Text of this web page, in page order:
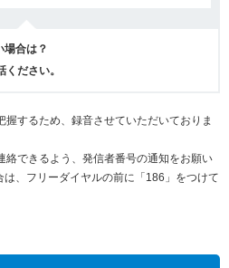
場合は？
ださい。
するため、録音させていただいておりま
できるよう、発信者番号の通知をお願い
、フリーダイヤルの前に「186」をつけて